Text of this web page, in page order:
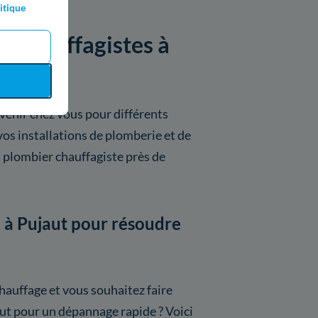
chauffagistes à
chez vous pour différents
installations de plomberie et de
chauffagiste près de
Pujaut pour résoudre
et vous souhaitez faire
pour un dépannage rapide ? Voici